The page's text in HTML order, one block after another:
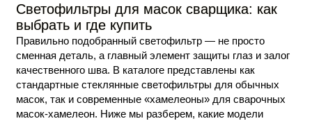
Светофильтры для масок сварщика: как
выбрать и где купить
Правильно подобранный светофильтр — не просто
сменная деталь, а главный элемент защиты глаз и залог
качественного шва. В каталоге представлены как
стандартные стеклянные светофильтры для обычных
масок, так и современные «хамелеоны» для сварочных
масок-хамелеон. Ниже мы разберем, какие модели